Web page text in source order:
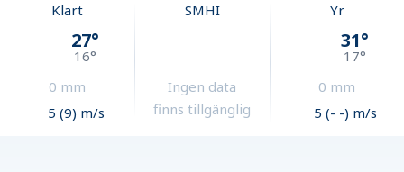
Klart
27°
16°
0 mm
5 (9) m/s
SMHI
Ingen data
finns tillgänglig
Yr
31°
17°
0 mm
5 (- -) m/s